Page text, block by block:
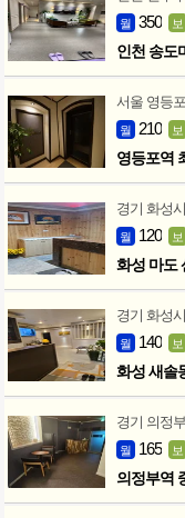
월 350 보
인천 송도
서울 영등
월 210 보
영등포역
경기 화성시
월 120 보
화성 마도
경기 화성시
월 140 보
화성 새솔
경기 의정부
월 165 보
의정부역